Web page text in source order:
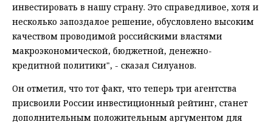
инвестировать в нашу страну. Это справедливое, хотя и
несколько запоздалое решение, обусловлено высоким
качеством проводимой российскими властями
макроэкономической, бюджетной, денежно-
кредитной политики", - сказал Силуанов.
Он отметил, что тот факт, что теперь три агентства
присвоили России инвестиционный рейтинг, станет
дополнительным положительным аргументом для